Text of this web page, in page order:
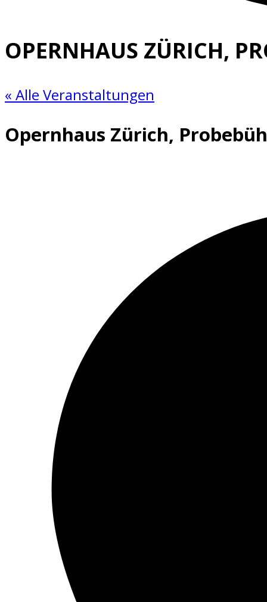
OPERNHAUS ZÜRICH,
« Alle Veranstaltungen
Opernhaus Zürich,